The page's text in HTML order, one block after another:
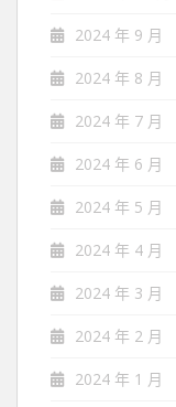
2024 年 9 月
2024 年 8 月
2024 年 7 月
2024 年 6 月
2024 年 5 月
2024 年 4 月
2024 年 3 月
2024 年 2 月
2024 年 1 月